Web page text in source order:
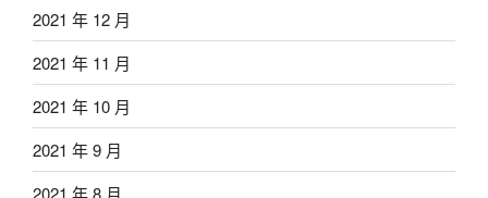
2021 年 12 月
2021 年 11 月
2021 年 10 月
2021 年 9 月
2021 年 8 月